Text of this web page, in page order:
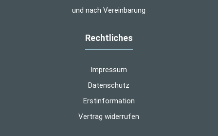
und nach Vereinbarung
Rechtliches
Impressum
Datenschutz
Erstinformation
Vertrag widerrufen